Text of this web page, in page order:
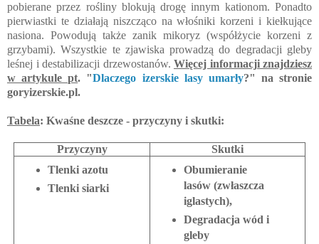
pobierane przez rośliny blokują drogę innym kationom. Ponadto
pierwiastki te działają niszcząco na włośniki korzeni i kiełkujące
nasiona. Powodują także zanik mikoryz (współżycie korzeni z
grzybami). Wszystkie te zjawiska prowadzą do degradacji gleby
leśnej i destabilizacji drzewostanów. Więcej informacji znajdziesz
w artykule pt. "Dlaczego izerskie lasy umarły?" na stronie
goryizerskie.pl.
Tabela: Kwaśne deszcze - przyczyny i skutki:
Przyczyny
Skutki
Tlenki azotu
Tlenki siarki
Obumieranie
lasów (zwłaszcza
iglastych),
Degradacja wód i
gleby